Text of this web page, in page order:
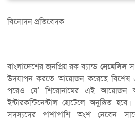
বিনোদন প্রতিবেদক
বাংলাদেশের জনপ্রিয় রক ব্যান্ড নেমেসিস
উদযাপন করতে আয়োজন করেছে বিশেষ
পরেও যে’ শিরোনামের এই আয়োজন
ইন্টারকন্টিনেন্টাল হোটেলে অনুষ্ঠিত হবে।
সদস্যদের পাশাপাশি অংশ নেবেন